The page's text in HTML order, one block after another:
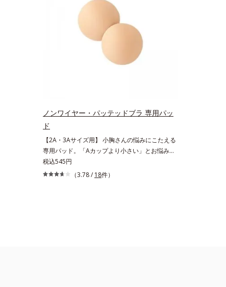
1枚で上半身をすっきり魅せるシェイパーです。
幅広のストラップで肩への負担がなく、一日中ラ
クラク。立体パターンと面で持ち上げる設計で、
美しいバストラインに整えます。苦しくなりがち
なみぞおちは裏打ちをせず、レースのパワーだけ
で安定させるので圧迫感がありません。背中のシ
ノンワイヤー・パッテッドブラ 専用パッ
ド
【2A・3Aサイズ用】 小胸さんの悩みにこたえる
専用パッド。「Aカップより小さい」とお悩みの
方でも大丈夫。AA・AAAサイズの方に、ノンワ
イヤー・パッテッドブラと組み合わせて使用する
税込545円
（3.78 / 18件）